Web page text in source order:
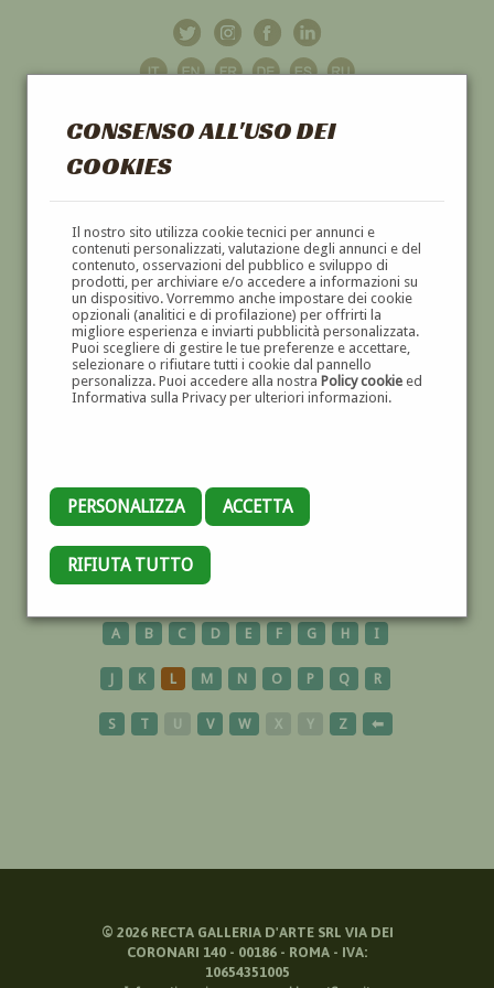
CONSENSO ALL'USO DEI
COOKIES
Il nostro sito utilizza cookie tecnici per annunci e
contenuti personalizzati, valutazione degli annunci e del
contenuto, osservazioni del pubblico e sviluppo di
prodotti, per archiviare e/o accedere a informazioni su
un dispositivo. Vorremmo anche impostare dei cookie
opzionali (analitici e di profilazione) per offrirti la
migliore esperienza e inviarti pubblicità personalizzata.
Puoi scegliere di gestire le tue preferenze e accettare,
selezionare o rifiutare tutti i cookie dal pannello
personalizza. Puoi accedere alla nostra Policy cookieed
Informativa sulla Privacy per ulteriori informazioni.
PERSONALIZZA ACCETTA
RIFIUTA TUTTO
GALLERIAD'ARTE
DIPINTI E SCULTURE '800 E '900
ROSE
A B C D E F G H I
J K L M N O P Q R
S T U V W X Y Z ⬅
© 2026RECTA GALLERIA D'ARTE SRL VIA DEI
CORONARI 140 - 00186 - ROMA - IVA:
10654351005